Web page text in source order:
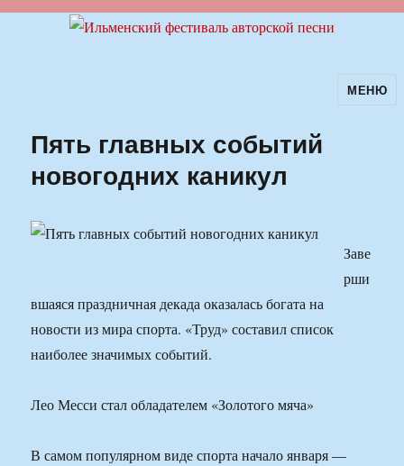
Ильменский фестиваль авторскойМЕНЮ
Пять главных событий
новогодних каникул
Заве
рши
вшаяся праздничная декада оказалась богата на
новости из мира спорта. «Труд» составил список
наиболее значимых событий.
Лео Месси стал обладателем «Золотого мяча»
В самом популярном виде спорта начало января —